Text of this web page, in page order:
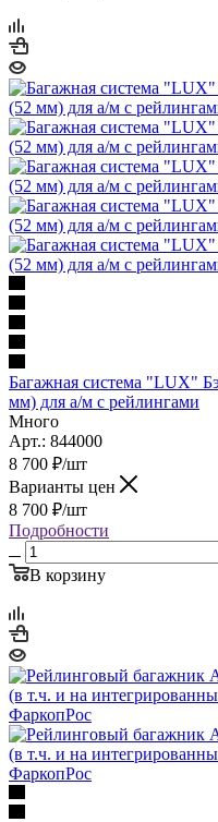
Багажная система "LUX"
мм) для а/м с рейлингами
Много
Арт.: 844000
8 700 ₽/шт
Варианты цен
8 700 ₽/шт
Подробности
В корзину